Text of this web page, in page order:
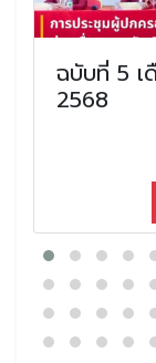
ฉบับที่ 5
2568